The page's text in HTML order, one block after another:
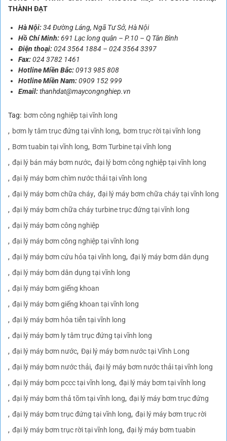
THÀNH ĐẠT
Hà Nội:34 Đường Láng, Ngã Tư Sở, Hà Nội
Hồ Chí Minh:691 Lạc long quân – P.10 – Q Tân Bình
Điện thoại:024 3564 1884 – 024 3564 3397
Fax:024 3782 1461
Hotline Miền Bắc:0913 985 808
Hotline Miền Nam:0909 152 999
Email:thanhdat@maycongnghiep.vn
Tag: bơm công nghiệp tại vĩnh long
bơm ly tâm trục đứng tại vĩnh long
bơm trục rời tại vĩnh long
Bơm tuabin tại vĩnh long
Bơm Turbine tại vĩnh long
đại lý bán máy bơm nước đại lý bơm công nghiệp tại vĩnh long
đại lý máy bơm chìm nước thải tại vĩnh long
đại lý máy bơm chữa cháy đại lý máy bơm chữa cháy tại vĩnh long
đại lý máy bơm chữa cháy turbine trục đứng tại vĩnh long
đại lý máy bơm công nghiệp
đại lý máy bơm công nghiệp tại vĩnh long
đại lý máy bơm cứu hỏa tại vĩnh long đại lý máy bơm dân dụng
đại lý máy bơm dân dụng tại vĩnh long
đại lý máy bơm giếng khoan
đại lý máy bơm giếng khoan tại vĩnh long
đại lý máy bơm hỏa tiễn tại vĩnh long
đại lý máy bơm ly tâm trục đứng tại vĩnh long
đại lý máy bơm nước Đại lý máy bơm nước tại Vĩnh Long
đại lý máy bơm nước thải đại lý máy bơm nước thải tại vĩnh long
đại lý máy bơm pccc tại vĩnh long đại lý máy bơm tại vĩnh long
đại lý máy bơm thả tõm tại vĩnh long đại lý máy bơm trục đứng
đại lý máy bơm trục đứng tại vĩnh long đại lý máy bơm trục rời
đại lý máy bơm trục rời tại vĩnh long đại lý máy bơm tuabin